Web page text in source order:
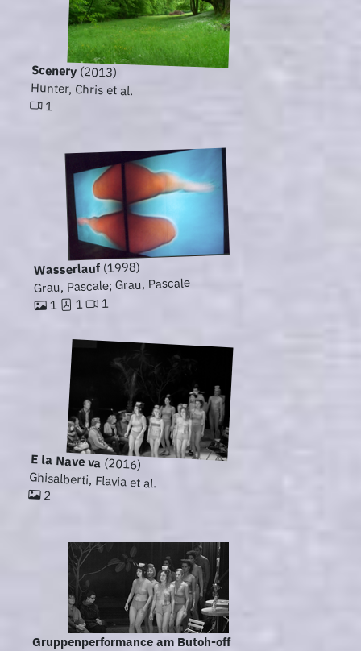
Scenery(2013)
Hunter, Chris et al.
1
Wasserlauf(1998)
Grau, Pascale; Grau, Pascale
1 1 1
E la Nave va (2016)
Ghisalberti, Flavia et al.
2
Gruppenperformance am Butoh-off